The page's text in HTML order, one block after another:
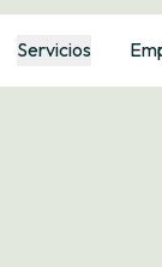
Servicios